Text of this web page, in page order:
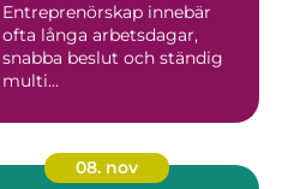
Entreprenörskap innebär
ofta långa arbetsdagar,
snabba beslut och ständig
multi...
08. nov